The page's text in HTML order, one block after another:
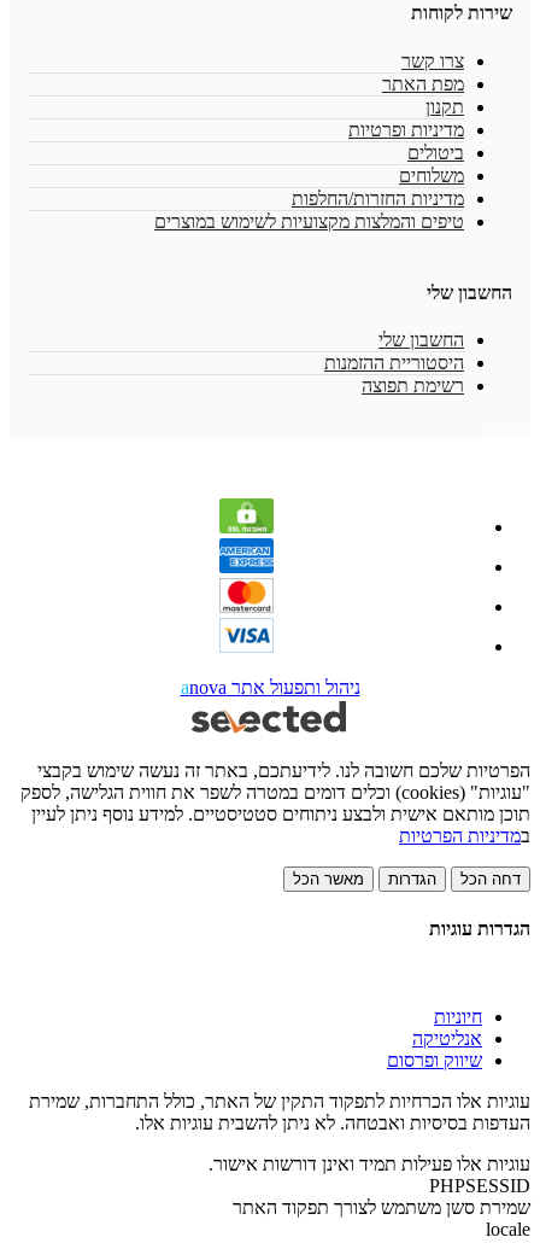
שירות לקוחות
צרו קשר
מפת האתר
תקנון
מדיניות ופרטיות
ביטולים
משלוחים
מדיניות החזרות/החלפות
טיפים והמלצות מקצועיות לשימוש במוצרים
החשבון שלי
החשבון שלי
היסטוריית ההזמנות
רשימת תפוצה
ניהול ותפעול אתר anova
הפרטיות שלכם חשובה לנו. לידיעתכם, באתר זה נעשה שימוש בקבצי
"עוגיות" (cookies) וכלים דומים במטרה לשפר את חווית הגלישה, לספק
תוכן מותאם אישית ולבצע ניתוחים סטטיסטיים. למידע נוסף ניתן לעיין
במדיניות הפרטיות
דחה הכל הגדרות מאשר הכל
הגדרות עוגיות
חיוניות
אנליטיקה
שיווק ופרסום
עוגיות אלו הכרחיות לתפקוד התקין של האתר, כולל התחברות, שמירת
העדפות בסיסיות ואבטחה. לא ניתן להשבית עוגיות אלו.
עוגיות אלו פעילות תמיד ואינן דורשות אישור.
PHPSESSID
שמירת סשן משתמש לצורך תפקוד האתר
locale